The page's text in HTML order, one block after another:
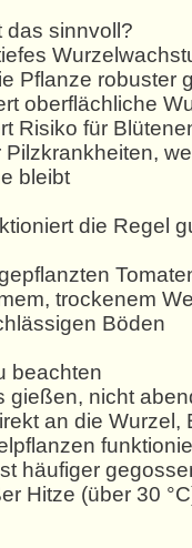
das sinnvoll?
Pflanze robuster
oberflächliche
Risiko für
Pilzkrankheiten,
bleibt
die Regel
trockenem
Böden
beachten
gießen, nicht
an die Wurzel,
häufiger
Hitze (über 30